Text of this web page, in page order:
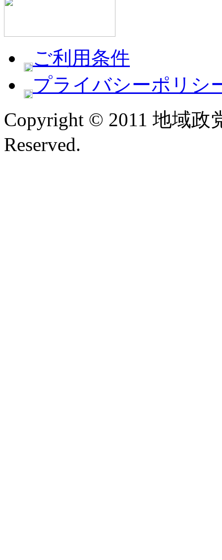
ご利用条件
プライバシーポリシ
Copyright © 2011 地域
Reserved.